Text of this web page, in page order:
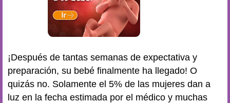
¡Después de tantas semanas de expectativa y
preparación, su bebé finalmente ha llegado! O
quizás no. Solamente el 5% de las mujeres dan a
luz en la fecha estimada por el médico y muchas